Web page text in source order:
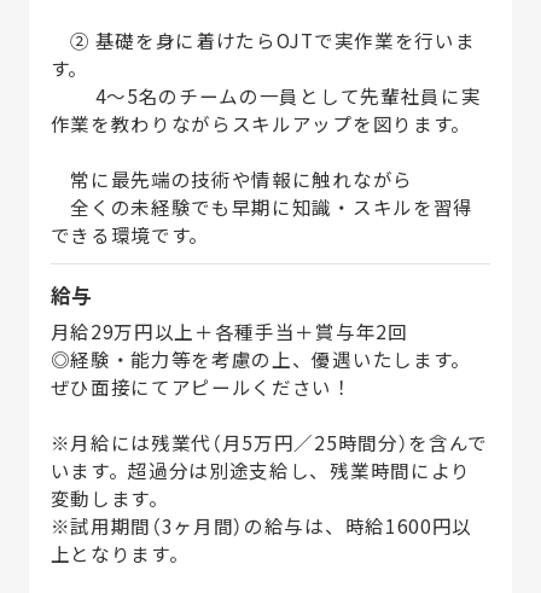
② 基礎を身に着けたらOJTで実作業を行いま
す。
4～5名のチームの一員として先輩社員に実
作業を教わりながらスキルアップを図ります。
常に最先端の技術や情報に触れながら
全くの未経験でも早期に知識・スキルを習得
できる環境です。
給与
月給29万円以上＋各種手当＋賞与年2回
◎経験・能力等を考慮の上、優遇いたします。
ぜひ面接にてアピールください！
※月給には残業代（月5万円／25時間分）を含んで
います。超過分は別途支給し、残業時間により
変動します。
※試用期間（3ヶ月間）の給与は、時給1600円以
上となります。